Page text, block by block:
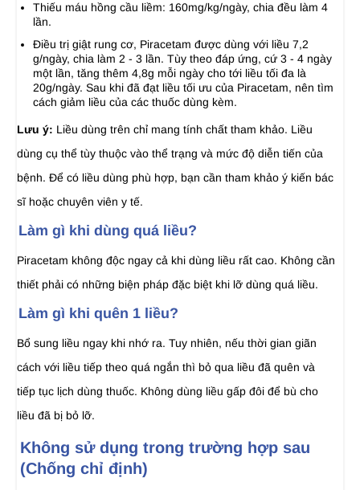
Thiếu máu hồng cầu liềm: 160mg/kg/ngày, chia đều làm 4
lần.
Điều trị giật rung cơ, Piracetam được dùng với liều 7,2
g/ngày, chia làm 2 - 3 lần. Tùy theo đáp ứng, cứ 3 - 4 ngày
một lần, tăng thêm 4,8g mỗi ngày cho tới liều tối đa là
20g/ngày. Sau khi đã đạt liều tối ưu của Piracetam, nên tìm
cách giảm liều của các thuốc dùng kèm.
Lưu ý: Liều dùng trên chỉ mang tính chất tham khảo. Liều
dùng cụ thể tùy thuộc vào thể trạng và mức độ diễn tiến của
bệnh. Để có liều dùng phù hợp, bạn cần tham khảo ý kiến bác
sĩ hoặc chuyên viên y tế.
Làm gì khi dùng quá liều?
Piracetam không độc ngay cả khi dùng liều rất cao. Không cần
thiết phải có những biện pháp đặc biệt khi lỡ dùng quá liều.
Làm gì khi quên 1 liều?
Bổ sung liều ngay khi nhớ ra. Tuy nhiên, nếu thời gian giãn
cách với liều tiếp theo quá ngắn thì bỏ qua liều đã quên và
tiếp tục lịch dùng thuốc. Không dùng liều gấp đôi để bù cho
liều đã bị bỏ lỡ.
Không sử dụng trong trường hợp sau
(Chống chỉ định)